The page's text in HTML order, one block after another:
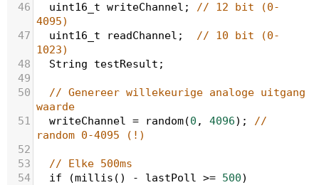
46
uint16_t writeChannel ; // 12 bit (0-
4095)
47
uint16_t readChannel ; // 10 bit (0-
1023)
48
String testResult ;
49
50
// Genereer willekeurige analoge uitgang
waarde
51
writeChannel = random(0 , 4096); //
random 0-4095 (!)
52
53
// Elke 500ms
54
if (millis () - lastPoll >= 500)